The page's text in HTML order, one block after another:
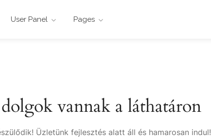
User Panel Pages
vannak a láthatáron
Üzletünk fejlesztés alatt áll és hamarosan indul!